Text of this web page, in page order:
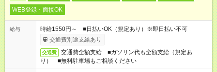
WEB登録・面接OK
給与
時給1550円～ ■日払いOK（規定あり）※即日払い不可
交通費別途支給あり
交通費
交通費全額支給 ■ガソリン代も全額支給（規定あ
り） ■無料駐車場もご相談ください